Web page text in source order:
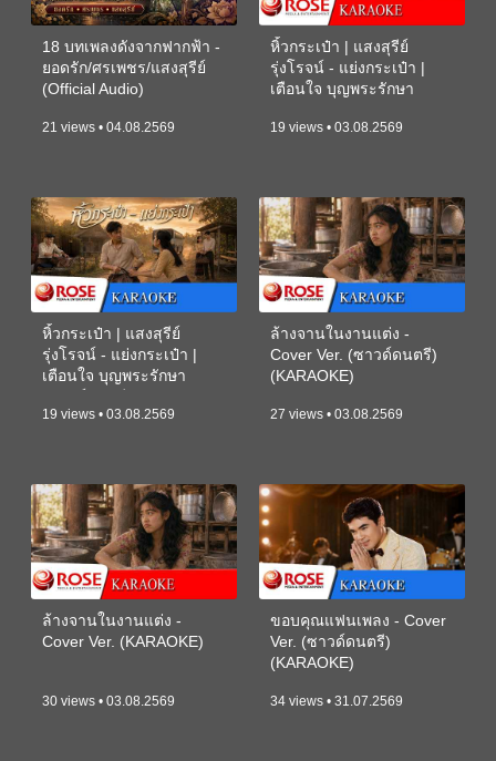
18 บทเพลงดังจากฟากฟ้า -
ยอดรัก/ศรเพชร/แสงสุรีย์
(Official Audio)
21 views • 04.08.2569
หิ้วกระเป๋า | แสงสุรีย์
รุ่งโรจน์ - แย่งกระเป๋า |
เตือนใจ บุญพระรักษา
19 views • 03.08.2569
หิ้วกระเป๋า | แสงสุรีย์
รุ่งโรจน์ - แย่งกระเป๋า |
เตือนใจ บุญพระรักษา
19 views • 03.08.2569
ล้างจานในงานแต่ง -
Cover Ver. (ซาวด์ดนตรี)
(KARAOKE)
27 views • 03.08.2569
ล้างจานในงานแต่ง -
Cover Ver. (KARAOKE)
30 views • 03.08.2569
ขอบคุณแฟนเพลง - Cover
Ver. (ซาวด์ดนตรี)
(KARAOKE)
34 views • 31.07.2569